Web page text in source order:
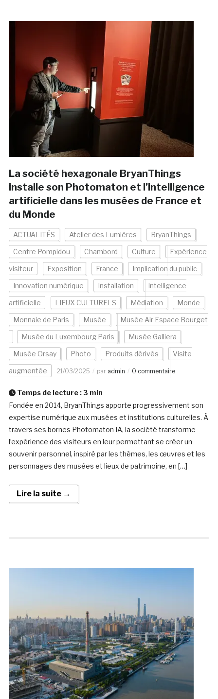
La société hexagonale BryanThings
installe son Photomaton et l’intelligence
artificielle dans les musées de France et
du Monde
ACTUALITÉS Atelier des Lumières BryanThings
Centre Pompidou Chambord Culture Expérience
visiteur Exposition France Implication du public
Innovation numérique Installation Intelligence
artificielle LIEUX CULTURELS Médiation Monde
Monnaie de Paris Musée Musée Air Espace Bourget
Musée du Luxembourg Paris Musée Galliera
Musée Orsay Photo Produits dérivés Visite
augmentée 21/03/2025 par admin 0 commentaire
Temps de lecture : 3 min
Fondée en 2014, BryanThings apporte progressivement son
expertise numérique aux musées et institutions culturelles. À
travers ses bornes Photomaton IA, la société transforme
l’expérience des visiteurs en leur permettant se créer un
souvenir personnel, inspiré par les thèmes, les œuvres et les
personnages des musées et lieux de patrimoine, en […]
Lire la suite →